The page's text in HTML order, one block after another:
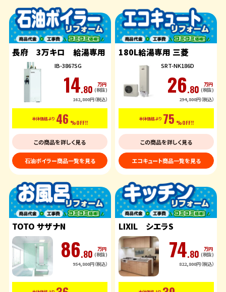
長府 3万キロ 給湯専用
IB-3867SG
14.80 万円
(税抜)
162,800円（税込）
本体価格より 46 %OFF!!
この商品を詳しく見る
石油ボイラー商品一覧を見る
180L給湯専用 三菱
SRT-NK186D
26.80 万円
(税抜)
294,800円（税込）
本体価格より 75 %OFF!!
この商品を詳しく見る
エコキュート商品一覧を見る
TOTO サザナN
86.80 万円
(税抜)
954,800円（税込）
LIXIL シエラS
74.80 万円
(税抜)
822,800円（税込）